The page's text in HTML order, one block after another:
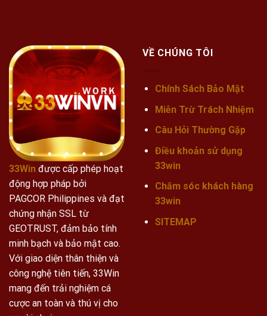
33Win được cấp phép hoạt
động hợp pháp bởi
PAGCOR Philippines và đạt
chứng nhận SSL từ
GEOTRUST, đảm bảo tính
minh bạch và bảo mật cao.
Với giao diện thân thiện và
công nghệ tiên tiến, 33Win
mang đến trải nghiệm cá
cược an toàn và thú vị cho
VỀ CHÚNG TÔI
Chính Sách Bảo Mật
Miễn Trừ Trách Nhiệm
Câu Hỏi Thường Gặp
Điều khoản sử dụng
33win
Chăm sóc khách hàng
33win
SITEMAP